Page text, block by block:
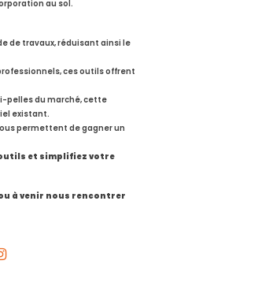
au sol.
de travaux, réduisant ainsi le
ces outils offrent
pelles du marché, cette
existant.
permettent de gagner un
et simplifiez votre
à venir nous rencontrer